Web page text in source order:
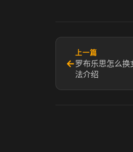
←
上一篇
罗布乐思怎么换
法介绍